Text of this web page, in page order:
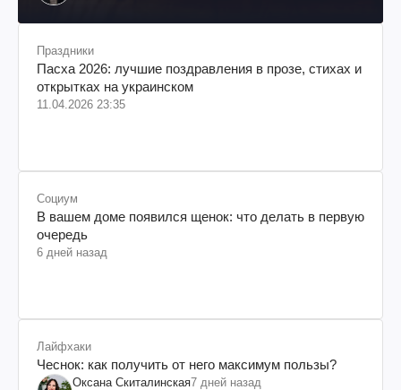
Праздники
Пасха 2026: лучшие поздравления в прозе, стихах и
открытках на украинском
11.04.2026 23:35
Социум
В вашем доме появился щенок: что делать в первую
очередь
6 дней назад
Лайфхаки
Чеснок: как получить от него максимум пользы?
Оксана Скиталинская7 дней назад